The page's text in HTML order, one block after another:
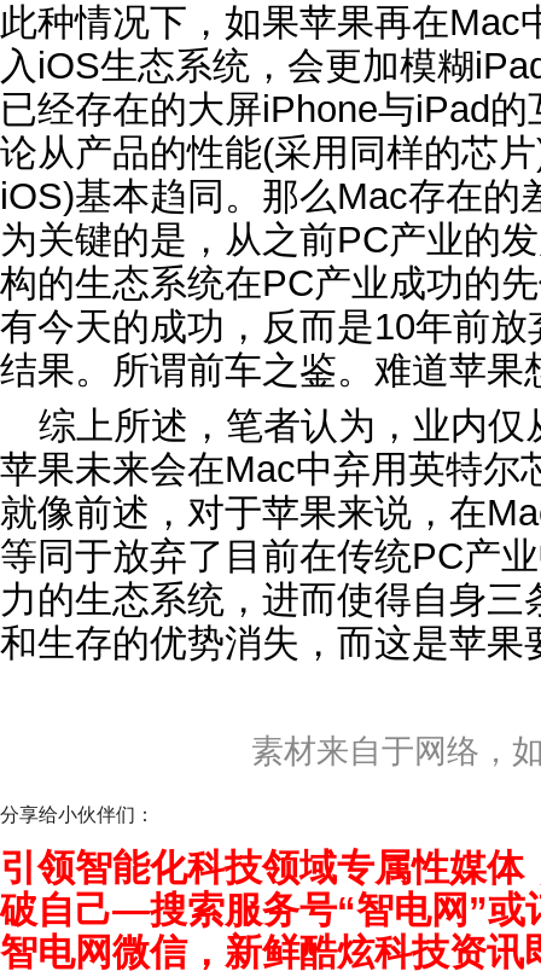
此种情况下，如果苹果再在Mac
入iOS生态系统，会更加模糊
已经存在的大屏iPhone与iPad
论从产品的性能(采用同样的芯
iOS)基本趋同。那么Mac存在的
为关键的是，从之前PC产业的
构的生态系统在PC产业成功的
有今天的成功，反而是10年前
结果。所谓前车之鉴。难道苹果
综上所述，笔者认为，业内
苹果未来会在Mac中弃用英特尔
就像前述，对于苹果来说，在
等同于放弃了目前在传统PC产
力的生态系统，进而使得自身
和生存的优势消失，而这是苹果
素材来自于网络，
分享给小伙伴们：
引领智能化科技领域专属性媒
破自己—搜索服务号“智电网”或
智电网微信，新鲜酷炫科技资讯